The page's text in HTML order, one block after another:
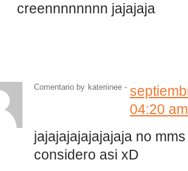
creennnnnnnn jajajaja
Comentario by kateriinee -
04:20 am
jajajajajajajajaja no
considero asi xD